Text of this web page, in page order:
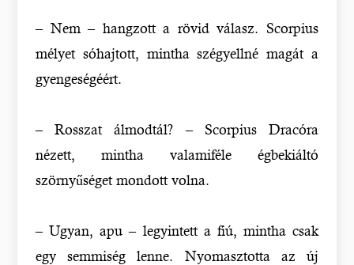
– Nem – hangzott a rövid válasz. Scorpius
mélyet sóhajtott, mintha szégyellné magát a
gyengeségéért.
– Rosszat álmodtál? – Scorpius Dracóra
nézett, mintha valamiféle égbekiáltó
szörnyűséget mondott volna.
– Ugyan, apu – legyintett a fiú, mintha csak
egy semmiség lenne. Nyomasztotta az új